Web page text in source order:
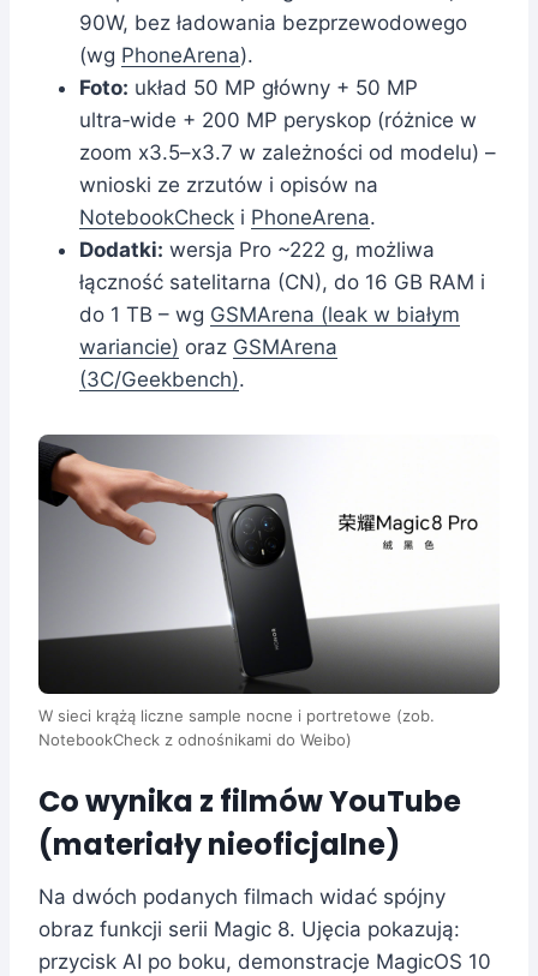
90W, bez ładowania bezprzewodowego
(wg PhoneArena).
Foto: układ 50 MP główny + 50 MP
ultra‑wide + 200 MP peryskop (różnice w
zoom x3.5–x3.7 w zależności od modelu) –
wnioski ze zrzutów i opisów na
NotebookCheck i PhoneArena.
Dodatki: wersja Pro ~222 g, możliwa
łączność satelitarna (CN), do 16 GB RAM i
do 1 TB – wg GSMArena (leak w białym
wariancie) oraz GSMArena
(3C/Geekbench).
W sieci krążą liczne sample nocne i portretowe (zob.
NotebookCheck z odnośnikami do Weibo)
Co wynika z filmów YouTube
(materiały nieoficjalne)
Na dwóch podanych filmach widać spójny
obraz funkcji serii Magic 8. Ujęcia pokazują:
przycisk AI po boku, demonstracje MagicOS 10